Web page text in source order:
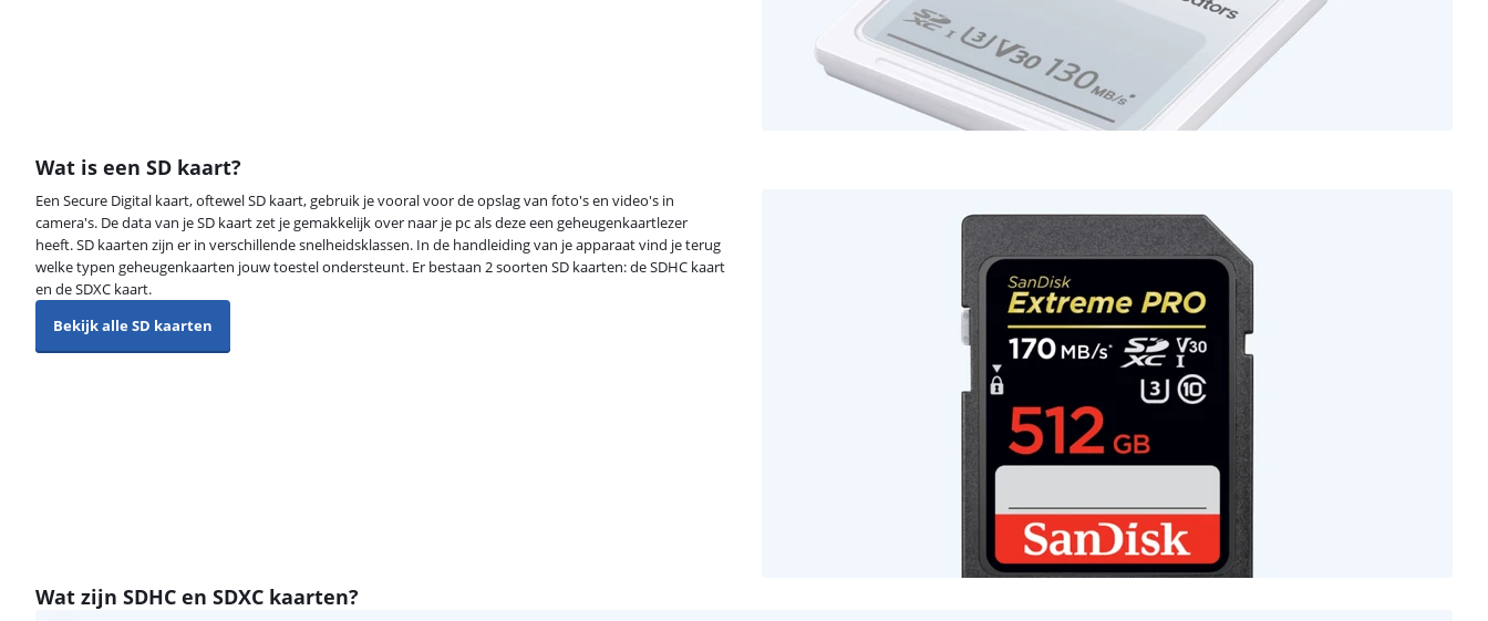
Wat is een SD kaart?
Een Secure Digital kaart, oftewel SD kaart, gebruik je vooral voor de opslag van foto's en video's in
camera's. De data van je SD kaart zet je gemakkelijk over naar je pc als deze een geheugenkaartlezer
heeft. SD kaarten zijn er in verschillende snelheidsklassen. In de handleiding van je apparaat vind je terug
welke typen geheugenkaarten jouw toestel ondersteunt. Er bestaan 2 soorten SD kaarten: de SDHC kaart
en de SDXC kaart.
Bekijk alle SD kaarten
Wat zijn SDHC en SDXC kaarten?